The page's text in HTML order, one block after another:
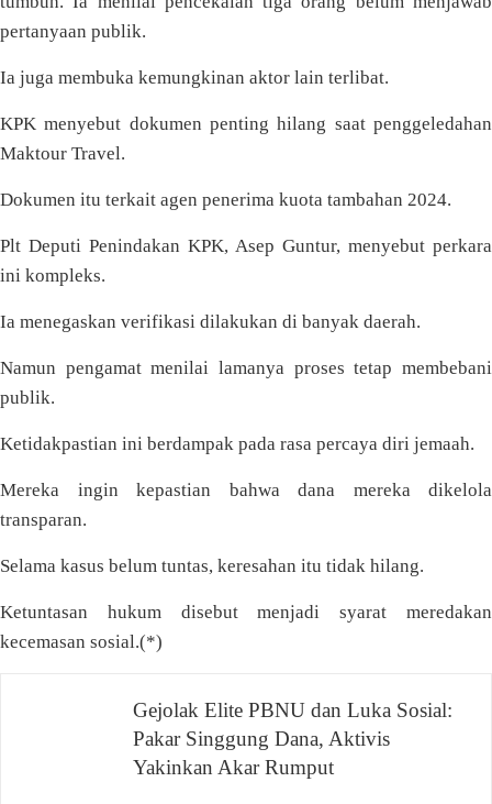
pertanyaan publik.
Ia juga membuka kemungkinan aktor lain terlibat.
KPK menyebut dokumen penting hilang saat penggeledahan
Maktour Travel.
Dokumen itu terkait agen penerima kuota tambahan 2024.
Plt Deputi Penindakan KPK, Asep Guntur, menyebut perkara
ini kompleks.
Ia menegaskan verifikasi dilakukan di banyak daerah.
Namun pengamat menilai lamanya proses tetap membebani
publik.
Ketidakpastian ini berdampak pada rasa percaya diri jemaah.
Mereka ingin kepastian bahwa dana mereka dikelola
transparan.
Selama kasus belum tuntas, keresahan itu tidak hilang.
Ketuntasan hukum disebut menjadi syarat meredakan
kecemasan sosial.(*)
NavigasiGejolak Elite PBNU dan Luka Sosial:
Pakar Singgung Dana, Aktivis
Yakinkan Akar Rumput